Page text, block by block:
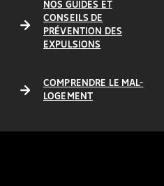
NOS GUIDES ET
CONSEILS DE
PRÉVENTION DES
EXPULSIONS
COMPRENDRE LE MAL-
LOGEMENT